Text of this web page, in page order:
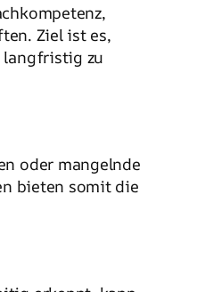
Ziel ist es,
langfristig zu
oder mangelnde
bieten somit die